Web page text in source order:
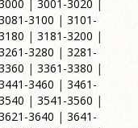
| 3001-3020 |
3100 | 3101-
| 3181-3200 |
3280 | 3281-
| 3361-3380 |
3460 | 3461-
| 3541-3560 |
3640 | 3641-